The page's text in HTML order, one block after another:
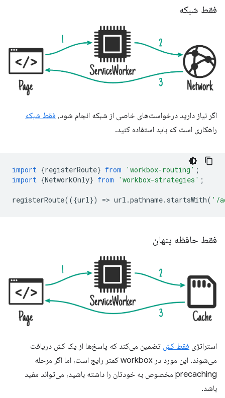
فقط شبکه
اگر نیاز دارید درخواست‌های خاصی از شبکه انجام شود، فقط شبکه
راهکاری است که باید استفاده کنید.
import {registerRoute} from 'workbox-routing' ;
import {NetworkOnly} from 'workbox-strategies' ;
registerRoute(({url}) => url .pathname. startsWith( '/
فقط حافظه پنهان
استراتژی فقط کش تضمین می‌کند که پاسخ‌ها از یک کش دریافت
می‌شوند. این مورد در workbox کمتر رایج است، اما اگر مرحله
precaching مخصوص به خودتان را داشته باشید، می‌تواند مفید
باشد.